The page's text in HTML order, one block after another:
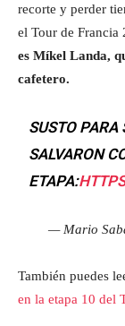
recorte y perder
el Tour de Francia
es Míkel Landa,
cafetero.
SUSTO PARA
SALVARON
ETAPA:
— Mario
También puedes
en la etapa 10 del